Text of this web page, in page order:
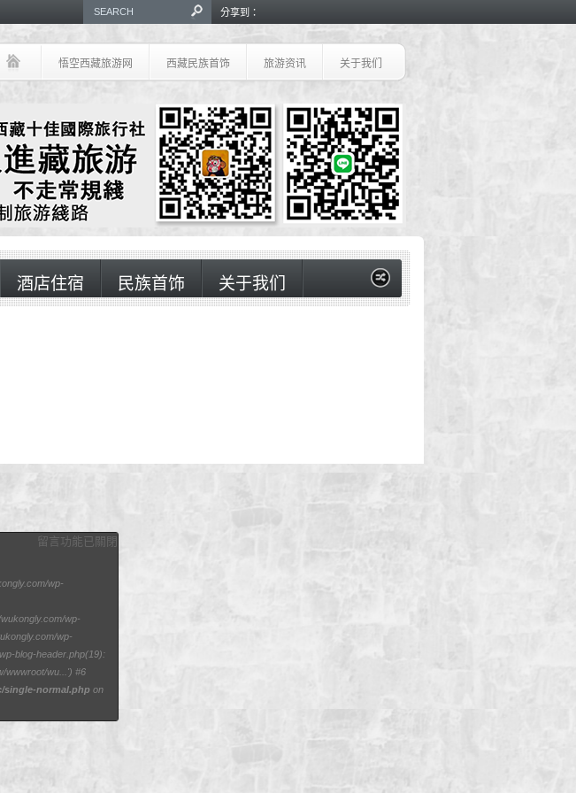
分享到：
悟空西藏旅游网 西藏民族首饰 旅游资讯 关于我们
酒店住宿 民族首饰 关于我们
留言功能已關閉
wp-
wp-
wp-
blog-header.php(19):
wwwroot/wu...') #6
single-normal.php on